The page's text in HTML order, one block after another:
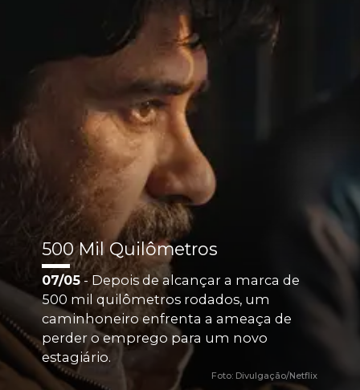
500 Mil Quilômetros
07/05 - Depois de alcançar a marca de
500 mil quilômetros rodados, um
caminhoneiro enfrenta a ameaça de
perder o emprego para um novo
estagiário.
Foto: Divulgação/Netflix